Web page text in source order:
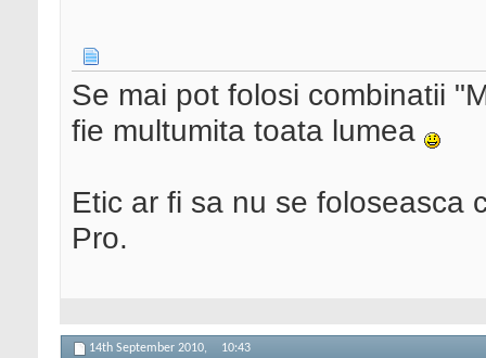
Se mai pot folosi combinatii
fie multumita toata lumea
Etic ar fi sa nu se foloseasca
Pro.
14th September 2010, 10:43